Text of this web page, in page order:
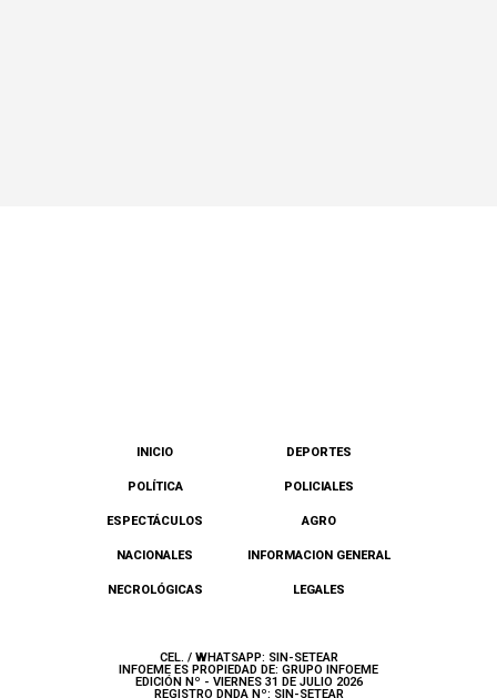
INICIO DEPORTES
POLÍTICA POLICIALES
ESPECTÁCULOS AGRO
NACIONALES INFORMACION GENERAL
NECROLÓGICAS LEGALES
CEL. / WHATSAPP: SIN-SETEAR
INFOEME ES PROPIEDAD DE: GRUPO INFOEME
EDICIÓN Nº - VIERNES 31 DE JULIO 2026
REGISTRO DNDA Nº: SIN-SETEAR